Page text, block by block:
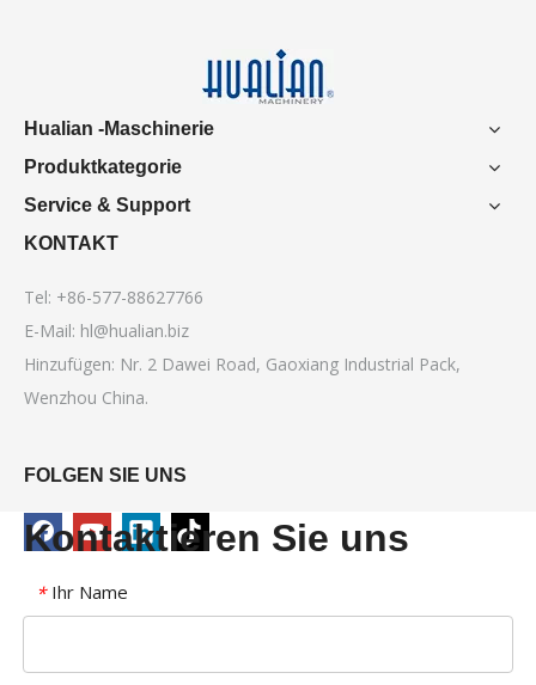
Hualian -Maschinerie
Produktkategorie
Service & Support
KONTAKT
Tel: +86-577-88627766
E-Mail: hl@hualian.biz
Hinzufügen: Nr. 2 Dawei Road, Gaoxiang Industrial Pack,
Wenzhou China.
FOLGEN SIE UNS
Kontaktieren Sie uns
* Ihr Name